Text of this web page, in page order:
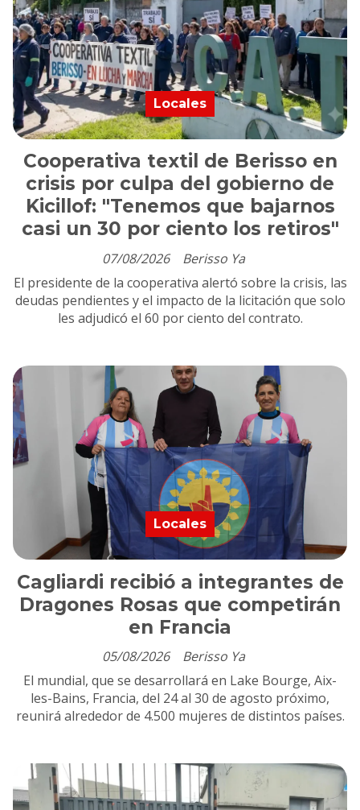
Cooperativa textil de Berisso en
crisis por culpa del gobierno de
Kicillof: "Tenemos que bajarnos
casi un 30 por ciento los retiros"
Berisso Ya
Locales
07/08/2026
El presidente de la cooperativa alertó sobre la crisis, las
deudas pendientes y el impacto de la licitación que solo
les adjudicó el 60 por ciento del contrato.
Cagliardi recibió a integrantes de
Dragones Rosas que competirán
en Francia
Berisso Ya
Locales
05/08/2026
El mundial, que se desarrollará en Lake Bourge, Aix-
les-Bains, Francia, del 24 al 30 de agosto próximo,
reunirá alrededor de 4.500 mujeres de distintos países.